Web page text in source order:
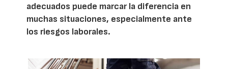
adecuados puede marcar la diferencia en
muchas situaciones, especialmente ante
los riesgos laborales.